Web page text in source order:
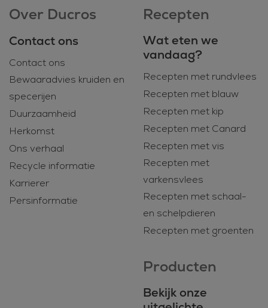
Over Ducros
Contact ons
Contact ons
Bewaaradvies kruiden en
specerijen
Duurzaamheid
Herkomst
Ons verhaal
Recycle informatie
Karrierer
Persinformatie
Recepten
Wat eten we
vandaag?
Recepten met rundvlees
Recepten met blauw
Recepten met kip
Recepten met Canard
Recepten met vis
Recepten met
varkensvlees
Recepten met schaal-
en schelpdieren
Recepten met groenten
Producten
Bekijk onze